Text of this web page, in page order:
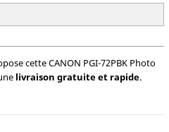
cette CANON PGI-72PBK Photo
livraison gratuite et rapide.